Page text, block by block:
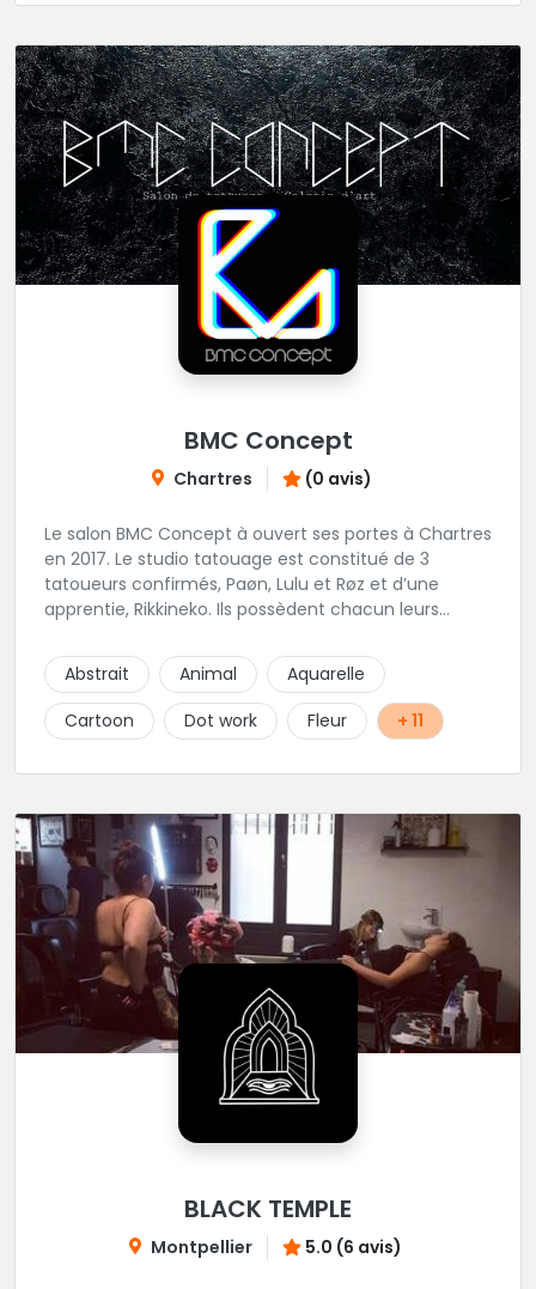
BMC Concept
Chartres (0 avis)
Le salon BMC Concept à ouvert ses portes à Chartres
en 2017. Le studio tatouage est constitué de 3
tatoueurs confirmés, Paøn, Lulu et Røz et d’une
apprentie, Rikkineko. Ils possèdent chacun leurs
souhaitant se faire tatouer de pouvoir construire un
projet entièrement personnalisé. Une pierceuse est
présente en Guest environ une semaine par mois au
salon.
Abstrait Animal
Aquarelle
Cartoon
Dot work Fleur + 11
BLACK TEMPLE
Montpellier 5.0 (6 avis)